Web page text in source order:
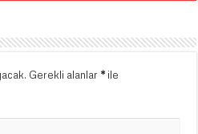
Gerekli alanlar *ile